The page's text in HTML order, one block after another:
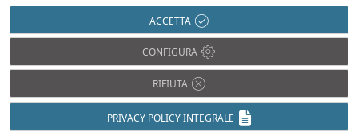
ACCETTA
CONFIGURA
RIFIUTA
PRIVACY POLICY INTEGRALE